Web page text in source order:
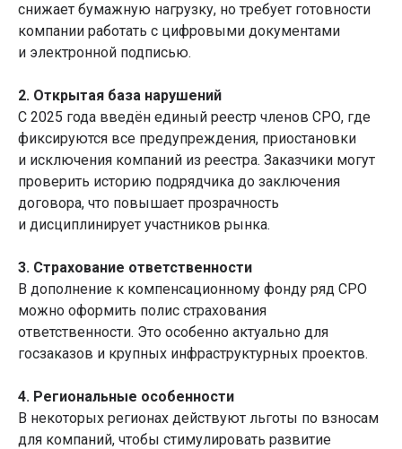
снижает бумажную нагрузку, но требует готовности
компании работать с цифровыми документами
и электронной подписью.
2. Открытая база нарушений
С 2025 года введён единый реестр членов СРО, где
фиксируются все предупреждения, приостановки
и исключения компаний из реестра. Заказчики могут
проверить историю подрядчика до заключения
договора, что повышает прозрачность
и дисциплинирует участников рынка.
3. Страхование ответственности
В дополнение к компенсационному фонду ряд СРО
можно оформить полис страхования
ответственности. Это особенно актуально для
госзаказов и крупных инфраструктурных проектов.
4. Региональные особенности
В некоторых регионах действуют льготы по взносам
для компаний, чтобы стимулировать развитие